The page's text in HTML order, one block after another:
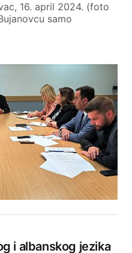
16. april 2024. (foto
samo
i albanskog jezika